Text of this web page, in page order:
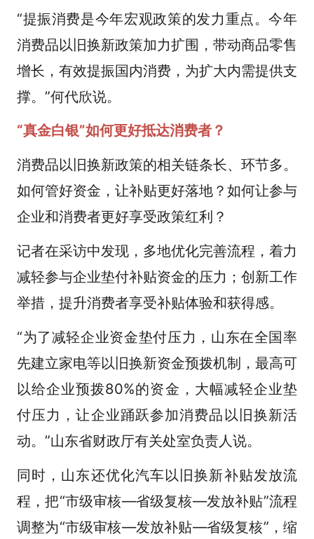
“提振消费是今年宏观政策的发力重点。今年
消费品以旧换新政策加力扩围，带动商品零售
增长，有效提振国内消费，为扩大内需提供支
撑。”何代欣说。
“真金白银”如何更好抵达消费者？
消费品以旧换新政策的相关链条长、环节多。
如何管好资金，让补贴更好落地？如何让参与
企业和消费者更好享受政策红利？
记者在采访中发现，多地优化完善流程，着力
减轻参与企业垫付补贴资金的压力；创新工作
举措，提升消费者享受补贴体验和获得感。
“为了减轻企业资金垫付压力，山东在全国率
先建立家电等以旧换新资金预拨机制，最高可
以给企业预拨80%的资金，大幅减轻企业垫
付压力，让企业踊跃参加消费品以旧换新活
动。”山东省财政厅有关处室负责人说。
同时，山东还优化汽车以旧换新补贴发放流
程，把“市级审核—省级复核—发放补贴”流程
调整为“市级审核—发放补贴—省级复核”，缩